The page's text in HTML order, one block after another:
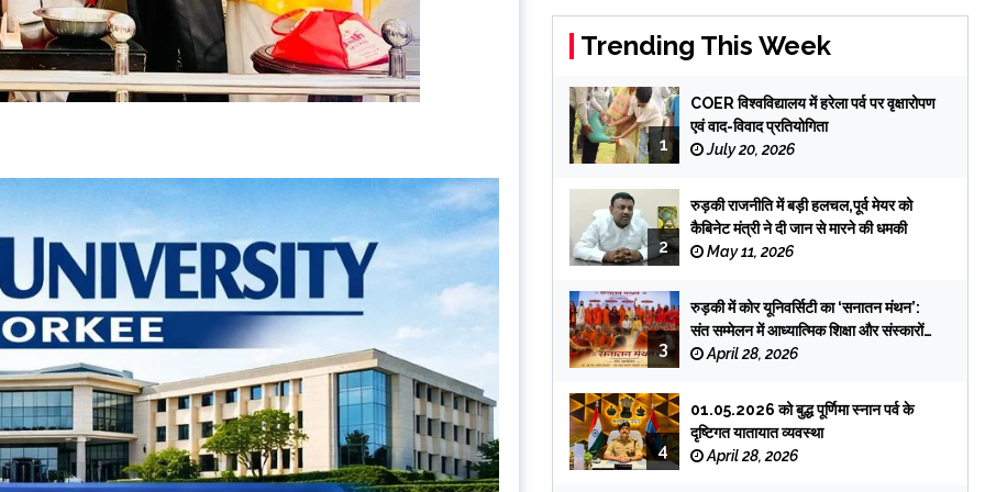
Trending This Week
1
COER विश्वविद्यालय में हरेला पर्व पर वृक्षारोपण
एवं वाद-विवाद प्रतियोगिता
July 20, 2026
2
रुड़की राजनीति में बड़ी हलचल,पूर्व मेयर को
कैबिनेट मंत्री ने दी जान से मारने की धमकी
May 11, 2026
3
रुड़की में कोर यूनिवर्सिटी का ‘सनातन मंथन’:
संत सम्मेलन में आध्यात्मिक शिक्षा और संस्कारों
पर जोर
April 28, 2026
4
01.05.2026 को बुद्ध पूर्णिमा स्नान पर्व के
दृष्टिगत यातायात व्यवस्था
April 28, 2026